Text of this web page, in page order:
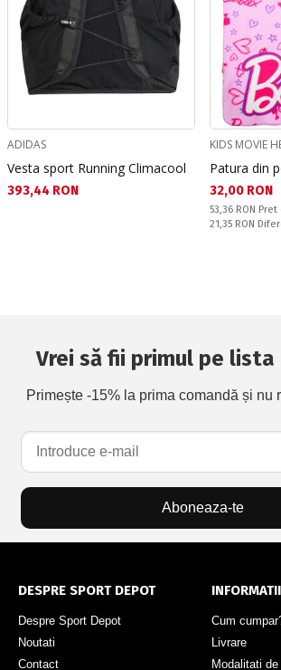
ADIDAS
Vesta sport Running Climacool
Текуща цена:
393,44 RON
KIDS MOVIE
Patura din
Текуща
32,00 RON
Pret obisnuit:
53,36 RON Pret
Спестявате:
21,35 RON
Vrei să fii primul pe lista
Primește -15% la prima comandă și nu
Aboneaza-te
DESPRE SPORT DEPOT
Despre Sport Depot
Noutati
Contact
Cum
Livrare
Modalitati